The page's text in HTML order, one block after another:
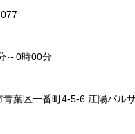
～0時00分
葉区一番町4-5-6 江陽パル